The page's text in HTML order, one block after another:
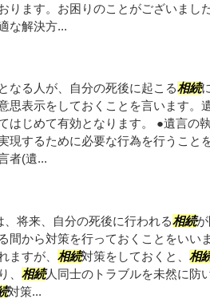
ります。お困りのことがございまし
な解決方...
なる人が、自分の死後に起こる相続
思表示をしておくことを言います。
はじめて有効となります。 ●遺言の
現するために必要な行為を行うこと
者(遺...
、将来、自分の死後に行われる相続
間から対策を行っておくことをいい
ますが、 相続対策をしておくと、 相
、 相続人同士のトラブルを未然に防
対策...